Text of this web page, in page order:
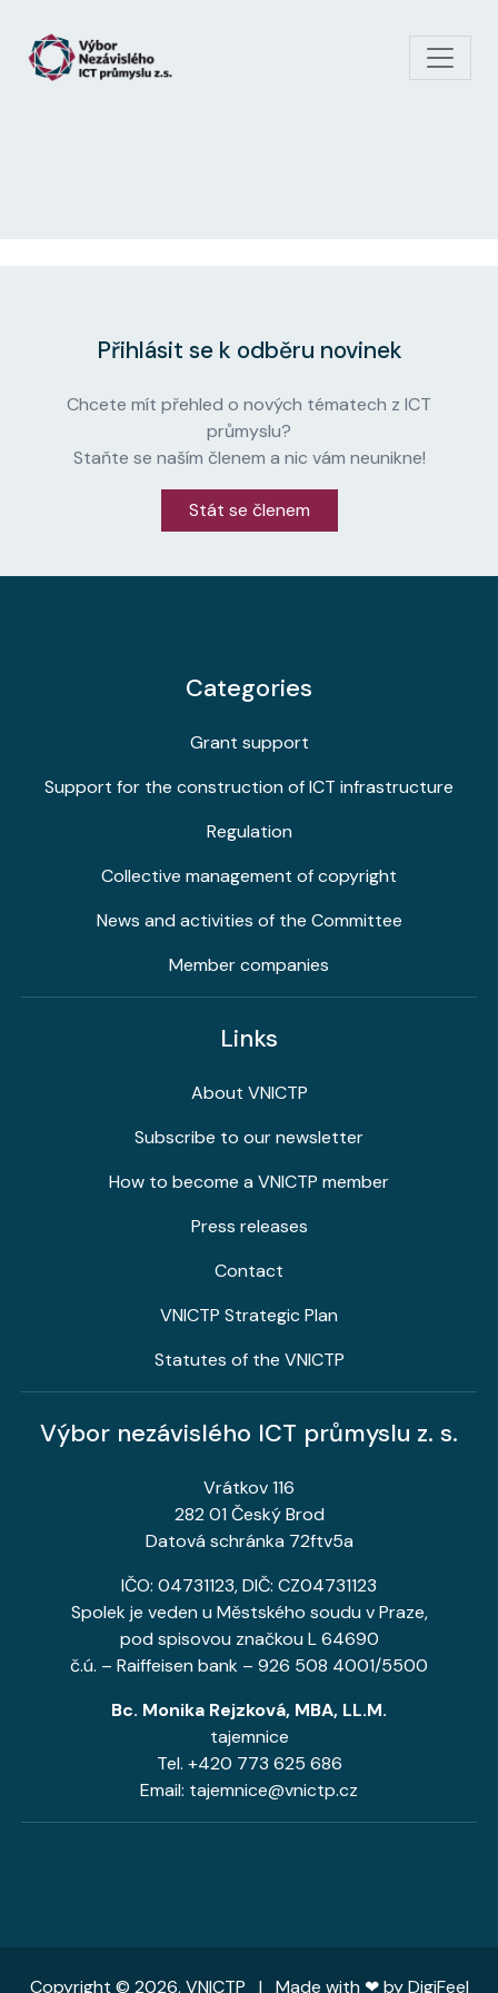
Přihlásit se k odběru novinek
Chcete mít přehled o nových tématech z ICT
průmyslu?
Staňte se naším členem a nic vám neunikne!
Stát se členem
Categories
Grant support
Support for the construction of ICT infrastructure
Regulation
Collective management of copyright
News and activities of the Committee
Member companies
Links
About VNICTP
Subscribe to our newsletter
How to become a VNICTP member
Press releases
Contact
VNICTP Strategic Plan
Statutes of the VNICTP
Výbor nezávislého ICT průmyslu z. s.
Vrátkov 116
282 01 Český Brod
Datová schránka 72ftv5a
IČO: 04731123, DIČ: CZ04731123
Spolek je veden u Městského soudu v Praze,
pod spisovou značkou L 64690
č.ú. – Raiffeisen bank – 926 508 4001/5500
Bc. Monika Rejzková, MBA, LL.M.
tajemnice
Tel. +420 773 625 686
Email: tajemnice@vnictp.cz
Copyright © 2026, VNICTP | Made with ❤ byDigiFeel